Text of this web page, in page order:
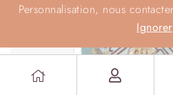
Personnalisation, nous
Ignorer